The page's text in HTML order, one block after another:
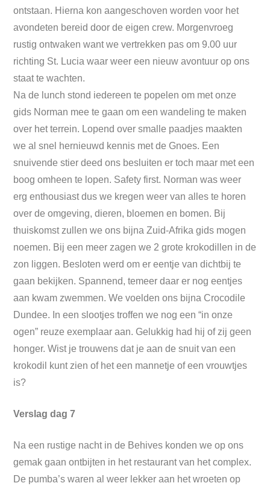
ontstaan. Hierna kon aangeschoven worden voor het
avondeten bereid door de eigen crew. Morgenvroeg
rustig ontwaken want we vertrekken pas om 9.00 uur
richting St. Lucia waar weer een nieuw avontuur op ons
staat te wachten.
Na de lunch stond iedereen te popelen om met onze
gids Norman mee te gaan om een wandeling te maken
over het terrein. Lopend over smalle paadjes maakten
we al snel hernieuwd kennis met de Gnoes. Een
snuivende stier deed ons besluiten er toch maar met een
boog omheen te lopen. Safety first. Norman was weer
erg enthousiast dus we kregen weer van alles te horen
over de omgeving, dieren, bloemen en bomen. Bij
thuiskomst zullen we ons bijna Zuid-Afrika gids mogen
noemen. Bij een meer zagen we 2 grote krokodillen in de
zon liggen. Besloten werd om er eentje van dichtbij te
gaan bekijken. Spannend, temeer daar er nog eentjes
aan kwam zwemmen. We voelden ons bijna Crocodile
Dundee. In een slootjes troffen we nog een “in onze
ogen” reuze exemplaar aan. Gelukkig had hij of zij geen
honger. Wist je trouwens dat je aan de snuit van een
krokodil kunt zien of het een mannetje of een vrouwtjes
is?
Verslag dag 7
Na een rustige nacht in de Behives konden we op ons
gemak gaan ontbijten in het restaurant van het complex.
De pumba’s waren al weer lekker aan het wroeten op